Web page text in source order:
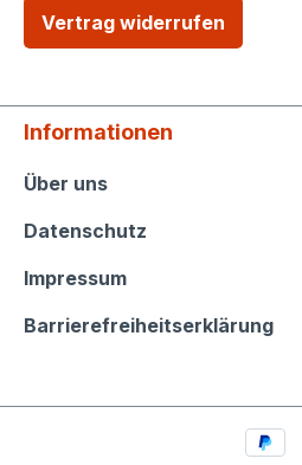
Vertrag widerrufen
Informationen
Informationen
Über uns
Datenschutz
Impressum
Barrierefreiheitserklärung